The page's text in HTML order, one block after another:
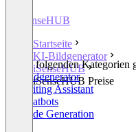
iSenseHUB
Startseite
KI-Bildgenerator
iSenseHUB
iSenseHUB Preise
In den folgenden Kategorien
KI-Bildgenerator
AI Writing Assistant
KI Chatbots
AI Code Generation